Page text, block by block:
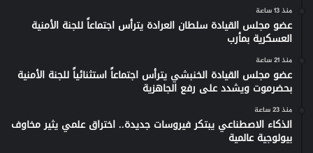
منذ 13 ساعة
عضو مجلس القيادة سلطان العرادة يترأس اجتماعاً للجنة الأمنية
العسكرية بمأرب
منذ 21 ساعة
عضو مجلس القيادة الخنبشي يترأس اجتماعاً استثنائياً للجنة الأمنية
بحضرموت ويشدد على رفع الجاهزية
منذ 23 ساعة
الذكاء الاصطناعي يبتكر فيروسات جديدة.. اختراق علمي يثير مخاوف
بيولوجية عالمية